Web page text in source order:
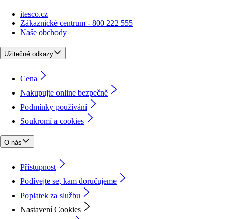
itesco.cz
Zákaznické centrum - 800 222 555
Naše obchody
Užitečné odkazy
Cena
Nakupujte online bezpečně
Podmínky používání
Soukromí a cookies
O nás
Přístupnost
Podívejte se, kam doručujeme
Poplatek za službu
Nastavení Cookies